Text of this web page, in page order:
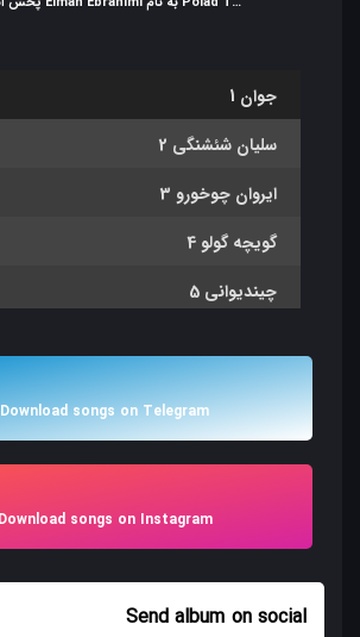
1 جوان
2 سلیان شئشنگی
3 ایروان چوخورو
4 گویچه گولو
5 چیندیوانی
7 میصری کوراوغلو
8 منصوری
10 پناه دوشمه سی
11 کوراوغلو دوبیتی سی
Download songs on Telegram
Download songs on Instagram
Send album on social